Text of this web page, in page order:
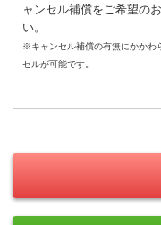
ャンセル補償をご希望の
い。
※キャンセル補償の有無にかかわ
セルが可能です。